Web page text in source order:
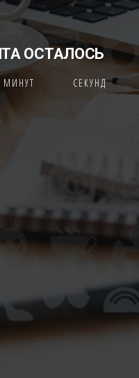
ОСТАЛОСЬ
МИНУТ СЕКУНД